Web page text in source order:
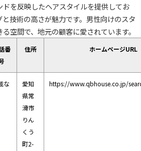
を反映したヘアスタイルを提供してお
技術の高さが魅力です。男性向けのスタ
空間で、地元の顧客に愛されています。
番
住所 ホームページURL
な
愛知
県常
滑市
りん
くう
町2-
https://www.qbhouse.co.jp/